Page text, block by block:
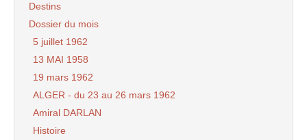
Destins
Dossier du mois
5 juillet 1962
13 MAI 1958
19 mars 1962
ALGER - du 23 au 26 mars 1962
Amiral DARLAN
Histoire